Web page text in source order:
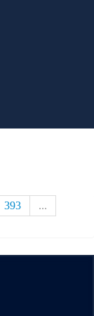
393
...